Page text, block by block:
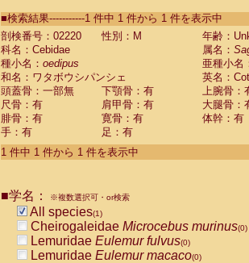
CebidaeSaguinus labiatus(0)
Cebidae Saguinus leucopus (0)
Cebidae
Cebidae
CebidaeSaguinus nigricollis (0)
Cebidae Saguinus oedipus
Cebidae Saguinus weddelli
Cebidae Saguinusspp.
Cebidae Aotus trivirgatus
Cebidae Cebus albifrons
CebidaeCebus nigrivittatus
CebidaeCebus
CebidaeSaimiri boliviensis(0)
CebidaeSaimiri sciureus(0)
AtelidaeAlouatta caraya(0)
■検索結果-----------1 件中 1 件から 1 件を表示中
剖検番号：02220
性別：M
年齢：
科名：Cebidae
属名：
種小名： oedipus
亜種小名
和名：ワタボウシパンシェ
英名：
頭蓋骨：一部無
下顎骨：有
上腕骨：
尺骨：有
肩甲骨：有
大腿骨：
腓骨：有
寛骨：有
体幹：有
手：有
足：有
1 件中 1 件から 1 件を表示中
■学名： ※複数選択可・or検索
All species(1)
Cheirogaleidae Microcebus murinus(0)
Lemuridae Eulemur fulvus(0)
Lemuridae Eulemur macaco(0)